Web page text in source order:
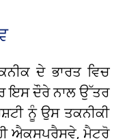
ਦੇ ਭਾਰਤ ਵਿਚ
ਇਸ ਦੌਰੇ ਨਾਲ ਉੱਤਰ
ਨੂੰ ਉਸ ਤਕਨੀਕੀ
ਹੀ ਐਕਸਪ੍ਰੈਸਵੇ, ਮੈਟਰੋ